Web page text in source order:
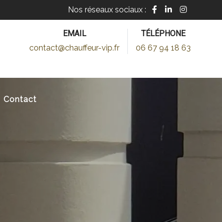
Nos réseaux sociaux :
EMAIL
contact@chauffeur-vip.fr
TÉLÉPHONE
06 67 94 18 63
ContactÀ CANNES, NICE,